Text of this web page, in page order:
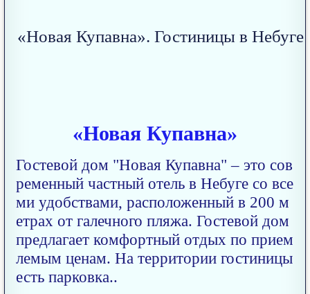
«Новая Купавна»
Гостевой дом "Новая Купавна" – это сов
ременный частный отель в Небуге со все
ми удобствами, расположенный в 200 м
етрах от галечного пляжа. Гостевой дом
предлагает комфортный отдых по прием
лемым ценам. На территории гостиницы
есть парковка..